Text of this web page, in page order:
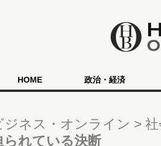
HOME 政治・経済
ジネス・オンライン
られている決断